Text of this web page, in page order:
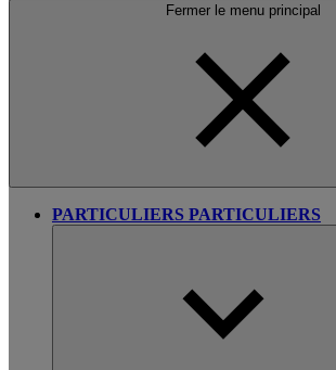
Fermer le menu principal
PARTICULIERS PARTICULIERS